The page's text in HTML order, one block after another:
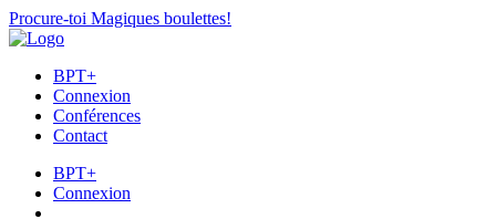
Procure-toi Magiques boulettes!
BPT+
Connexion
Conférences
Contact
BPT+
Connexion